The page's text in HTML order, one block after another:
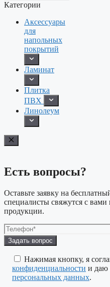
Категории
Аксессуары
для
напольных
покрытий
Ламинат
Плитка
ПВХ
Линолеум
Есть вопросы?
Оставьте заявку на
специалисты свяжутся с
продукции.
Оставьте
это
поле
пустым.
Нажимая кнопку, я
конфиденциальности и даю
персональных данных.